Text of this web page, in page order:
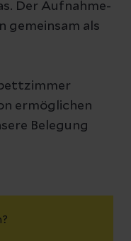
Der Aufnahme-
gemeinsam als
ermöglichen
Belegung